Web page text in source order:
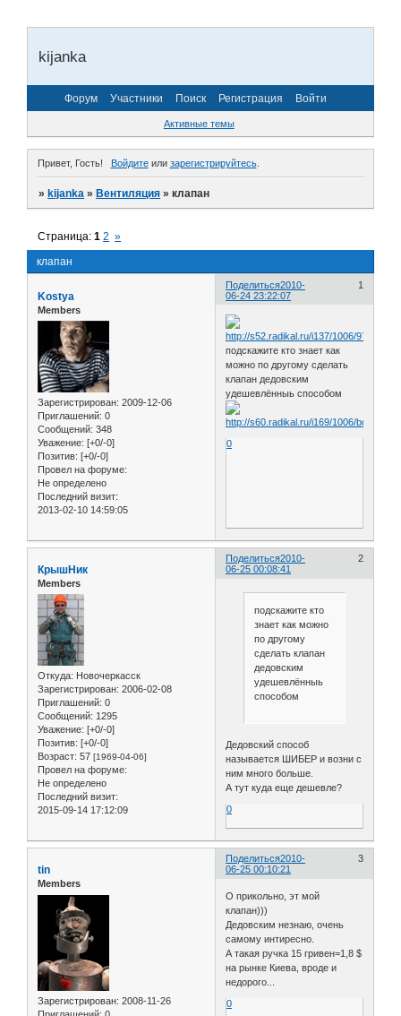
kijanka
Форум Участники Поиск Регистрация Войти
Активные темы
Привет, Гость! Войдитеили зарегистрируйтесь.
»kijanka »Вентиляция »клапан
клапан
Страница:1 2 »
Поделиться 1
2010-
06-24 23:22:07
Kostya
Members
Зарегистрирован: 2009-12-06
Приглашений: 0
Сообщений: 348
Уважение: [+0/-0]
Позитив: [+0/-0]
Провел на форуме:
Не определено
Последний визит:
2013-02-10 14:59:05
подскажите кто знает как
можно по другому сделать
клапан дедовским
удешевлённыь способом
0
Поделиться 2
2010-
06-25 00:08:41
КрышНик
Members
Откуда: Новочеркасск
Зарегистрирован: 2006-02-08
Приглашений: 0
Сообщений: 1295
Уважение: [+0/-0]
Позитив: [+0/-0]
Возраст: 57 [1969-04-06]
Провел на форуме:
Не определено
Последний визит:
2015-09-14 17:12:09
подскажите кто
знает как можно
по другому
сделать клапан
дедовским
удешевлённыь
способом
Дедовский способ
называется ШИБЕР и возни с
ним много больше.
А тут куда еще дешевле?
0
Поделиться 3
2010-
06-25 00:10:21
tin
Members
Зарегистрирован: 2008-11-26
О прикольно, эт мой
клапан)))
Дедовским незнаю, очень
самому интиресно.
А такая ручка 15 гривен=1,8 $
на рынке Киева, вроде и
недорого...
0